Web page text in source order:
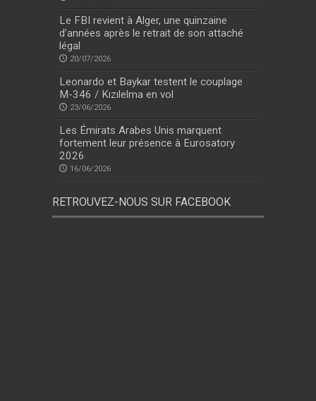
Le FBI revient à Alger, une quinzaine
d’années après le retrait de son attaché
légal
20/07/2026
Leonardo et Baykar testent le couplage
M-346 / Kızılelma en vol
23/06/2026
Les Émirats Arabes Unis marquent
fortement leur présence à Eurosatory
2026
16/06/2026
RETROUVEZ-NOUS SUR FACEBOOK